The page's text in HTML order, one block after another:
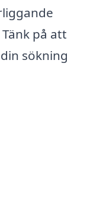
på att
sökning